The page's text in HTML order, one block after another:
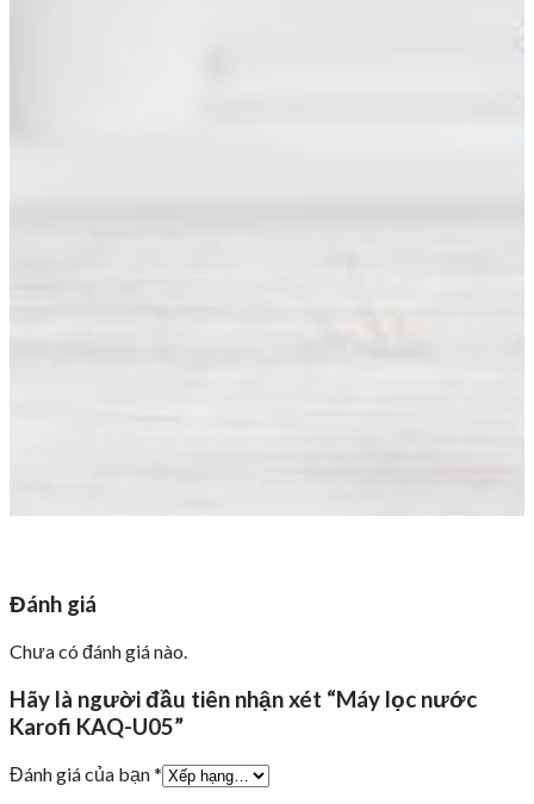
Đánh giá
Chưa có đánh giá nào.
Hãy là người đầu tiên nhận xét “Máy lọc nước
Karofi KAQ-U05”
Đánh giá của bạn*